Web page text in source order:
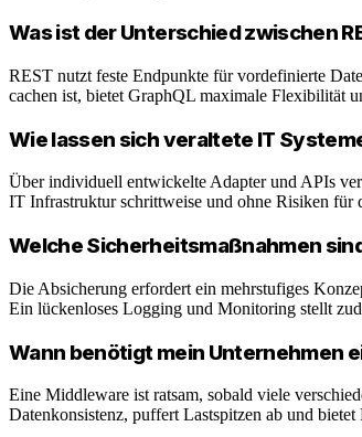
Was ist der Unterschied zwischen
REST nutzt feste Endpunkte für vordefinierte
cachen ist, bietet GraphQL maximale Flexibilität
Wie lassen sich veraltete IT
Über individuell entwickelte Adapter und APIs
IT Infrastruktur schrittweise und ohne Risiken für
Welche Sicherheitsmaßnahmen
Die Absicherung erfordert ein mehrstufiges
Ein lückenloses Logging und Monitoring stellt
Wann benötigt mein Unternehmen
Eine Middleware ist ratsam, sobald viele
Datenkonsistenz, puffert Lastspitzen ab und